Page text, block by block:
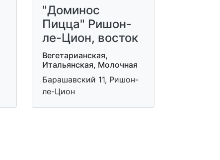
"Доминос
Пицца" Ришон-
ле-Цион, восток
Вегетарианская,
Итальянская, Молочная
Барашавский 11, Ришон-
ле-Цион